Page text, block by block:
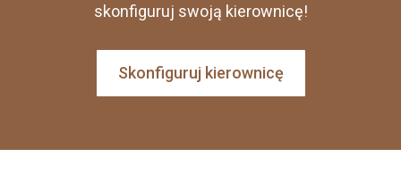
skonfiguruj swoją kierownicę!
Skonfiguruj kierownicę